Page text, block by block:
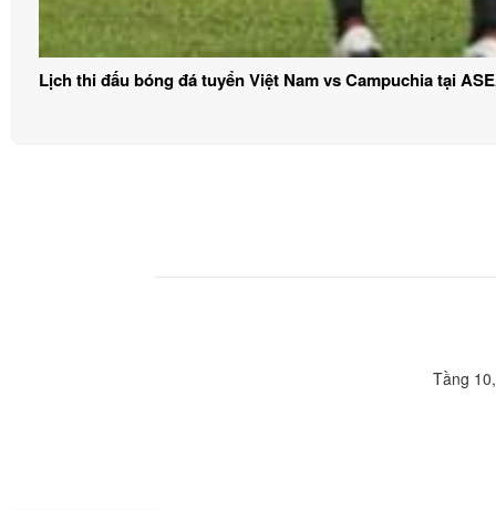
Lịch thi đấu bóng đá tuyển Việt Nam vs Campuchia tại
Tầng